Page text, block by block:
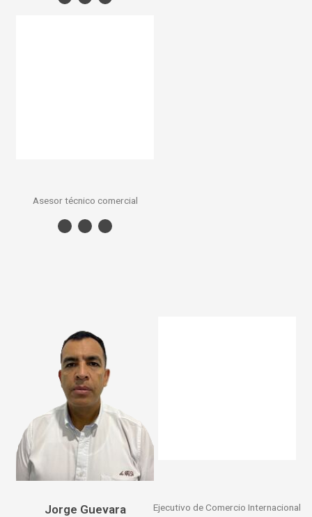
Asesor técnico comercial
Jorge Guevara Ejecutivo de Comercio Internacional